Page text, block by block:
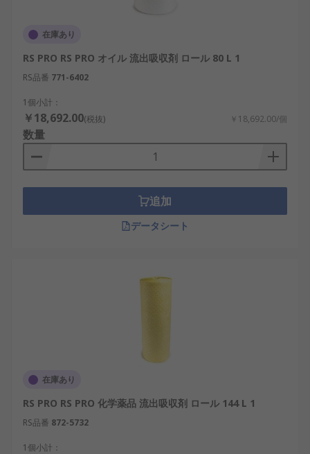
在庫あり
RS PRO RS PRO オイル 流出吸収剤 ロール 80 L 1
RS品番 771-6402
1個小計：
￥18,692.00(税抜) ￥18,692.00/個
数量
追加
データシート
在庫あり
RS PRO RS PRO 化学薬品 流出吸収剤 ロール 144 L 1
RS品番 872-5732
1個小計：